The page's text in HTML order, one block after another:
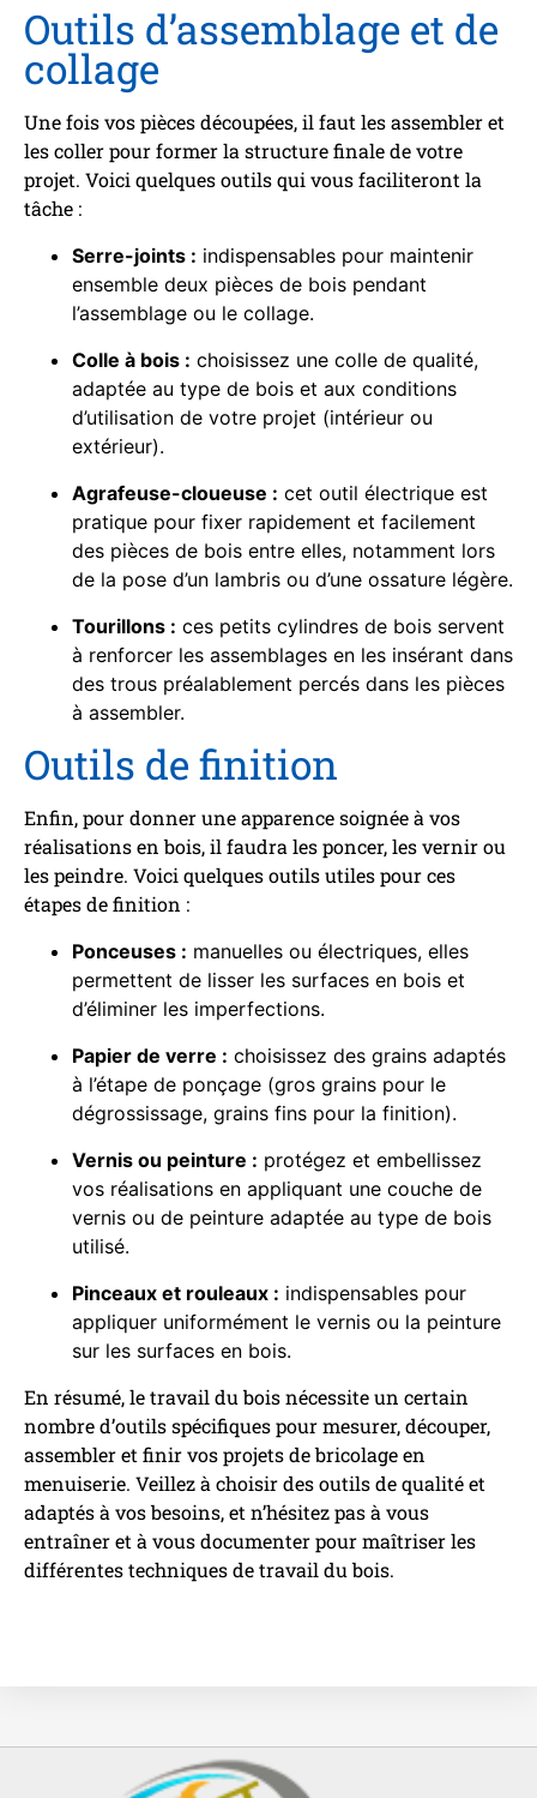
Outils d’assemblage et de
collage
Une fois vos pièces découpées, il faut les assembler et
les coller pour former la structure finale de votre
projet. Voici quelques outils qui vous faciliteront la
tâche :
Serre-joints : indispensables pour maintenir
ensemble deux pièces de bois pendant
l’assemblage ou le collage.
Colle à bois : choisissez une colle de qualité,
adaptée au type de bois et aux conditions
d’utilisation de votre projet (intérieur ou
extérieur).
Agrafeuse-cloueuse : cet outil électrique est
pratique pour fixer rapidement et facilement
des pièces de bois entre elles, notamment lors
de la pose d’un lambris ou d’une ossature légère.
Tourillons : ces petits cylindres de bois servent
à renforcer les assemblages en les insérant dans
des trous préalablement percés dans les pièces
à assembler.
Outils de finition
Enfin, pour donner une apparence soignée à vos
réalisations en bois, il faudra les poncer, les vernir ou
les peindre. Voici quelques outils utiles pour ces
étapes de finition :
Ponceuses : manuelles ou électriques, elles
permettent de lisser les surfaces en bois et
d’éliminer les imperfections.
Papier de verre : choisissez des grains adaptés
à l’étape de ponçage (gros grains pour le
dégrossissage, grains fins pour la finition).
Vernis ou peinture : protégez et embellissez
vos réalisations en appliquant une couche de
vernis ou de peinture adaptée au type de bois
utilisé.
Pinceaux et rouleaux : indispensables pour
appliquer uniformément le vernis ou la peinture
sur les surfaces en bois.
En résumé, le travail du bois nécessite un certain
nombre d’outils spécifiques pour mesurer, découper,
assembler et finir vos projets de bricolage en
menuiserie. Veillez à choisir des outils de qualité et
adaptés à vos besoins, et n’hésitez pas à vous
entraîner et à vous documenter pour maîtriser les
différentes techniques de travail du bois.